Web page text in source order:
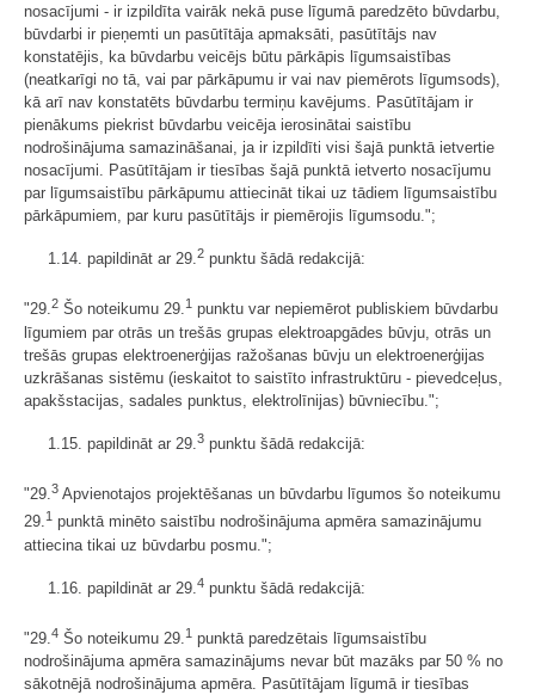
nosacījumi - ir izpildīta vairāk nekā puse līgumā paredzēto būvdarbu,
būvdarbi ir pieņemti un pasūtītāja apmaksāti, pasūtītājs nav
konstatējis, ka būvdarbu veicējs būtu pārkāpis līgumsaistības
(neatkarīgi no tā, vai par pārkāpumu ir vai nav piemērots līgumsods),
kā arī nav konstatēts būvdarbu termiņu kavējums. Pasūtītājam ir
pienākums piekrist būvdarbu veicēja ierosinātai saistību
nodrošinājuma samazināšanai, ja ir izpildīti visi šajā punktā ietvertie
nosacījumi. Pasūtītājam ir tiesības šajā punktā ietverto nosacījumu
par līgumsaistību pārkāpumu attiecināt tikai uz tādiem līgumsaistību
pārkāpumiem, par kuru pasūtītājs ir piemērojis līgumsodu.";
1.14. papildināt ar 29.2 punktu šādā redakcijā:
"29.2 Šo noteikumu 29.1 punktu var nepiemērot publiskiem būvdarbu
līgumiem par otrās un trešās grupas elektroapgādes būvju, otrās un
trešās grupas elektroenerģijas ražošanas būvju un elektroenerģijas
uzkrāšanas sistēmu (ieskaitot to saistīto infrastruktūru - pievedceļus,
apakšstacijas, sadales punktus, elektrolīnijas) būvniecību.";
1.15. papildināt ar 29. 3 punktu šādā redakcijā:
"29.3 Apvienotajos projektēšanas un būvdarbu līgumos šo noteikumu
29.1 punktā minēto saistību nodrošinājuma apmēra samazinājumu
attiecina tikai uz būvdarbu posmu.";
1.16. papildināt ar 29. 4 punktu šādā redakcijā:
"29.4 Šo noteikumu 29.1 punktā paredzētais līgumsaistību
nodrošinājuma apmēra samazinājums nevar būt mazāks par 50 % no
sākotnējā nodrošinājuma apmēra. Pasūtītājam līgumā ir tiesības